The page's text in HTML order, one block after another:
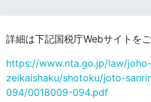
詳細は下記国税庁Webサイトをご
https://www.nta.go.jp/law/joho-
zeikaishaku/shotoku/joto-
094/0018009-094.pdf